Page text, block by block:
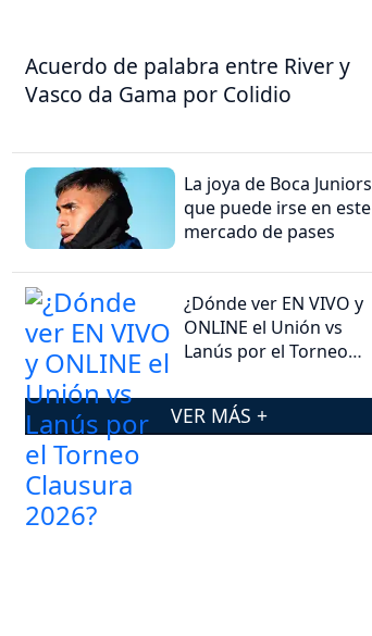
Acuerdo de palabra entre River y
Vasco da Gama por Colidio
La joya de Boca Juniors
que puede irse en este
mercado de pases
¿Dónde ver EN VIVO y
ONLINE el Unión vs
Lanús por el Torneo
VER MÁS +